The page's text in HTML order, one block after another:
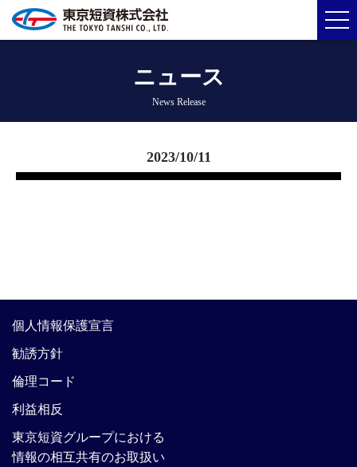
ニュース
News Release
2023/10/11
個人情報保護宣言
勧誘方針
倫理コード
利益相反
東京短資グループにおける
情報の相互共有のお取扱い